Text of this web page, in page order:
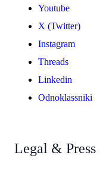
Youtube
X (Twitter)
Instagram
Threads
Linkedin
Odnoklassniki
Legal & Press